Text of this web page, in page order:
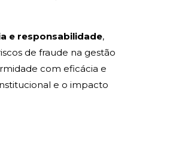
e responsabilidade,
de fraude na gestão
com eficácia e
e o impacto